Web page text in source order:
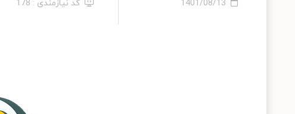
1401/08/13 کد نیازمندی : 178